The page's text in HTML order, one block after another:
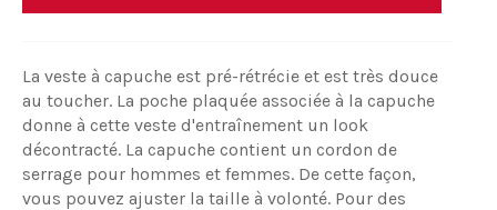
La veste à capuche est pré-rétrécie et est très douce
au toucher. La poche plaquée associée à la capuche
donne à cette veste d'entraînement un look
décontracté. La capuche contient un cordon de
serrage pour hommes et femmes. De cette façon,
vous pouvez ajuster la taille à volonté. Pour des